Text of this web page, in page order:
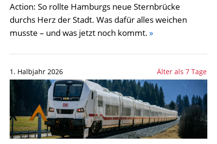
Action: So rollte Hamburgs neue Sternbrücke
durchs Herz der Stadt. Was dafür alles weichen
musste – und was jetzt noch kommt.»
1. Halbjahr 2026 Älter als 7 Tage